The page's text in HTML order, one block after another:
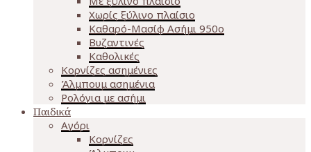
Χωρίς ξύλινο πλαίσιο
Καθαρό-Μασίφ Ασήμι 950o
Βυζαντινές
Καθολικές
Κορνίζες ασημένιες
Άλμπουμ ασημένια
Ρολόγια με ασήμι
Παιδικά
Αγόρι
Κορνίζες